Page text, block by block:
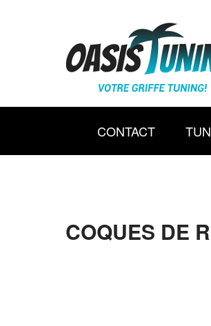
CONTACT
COQUES DE